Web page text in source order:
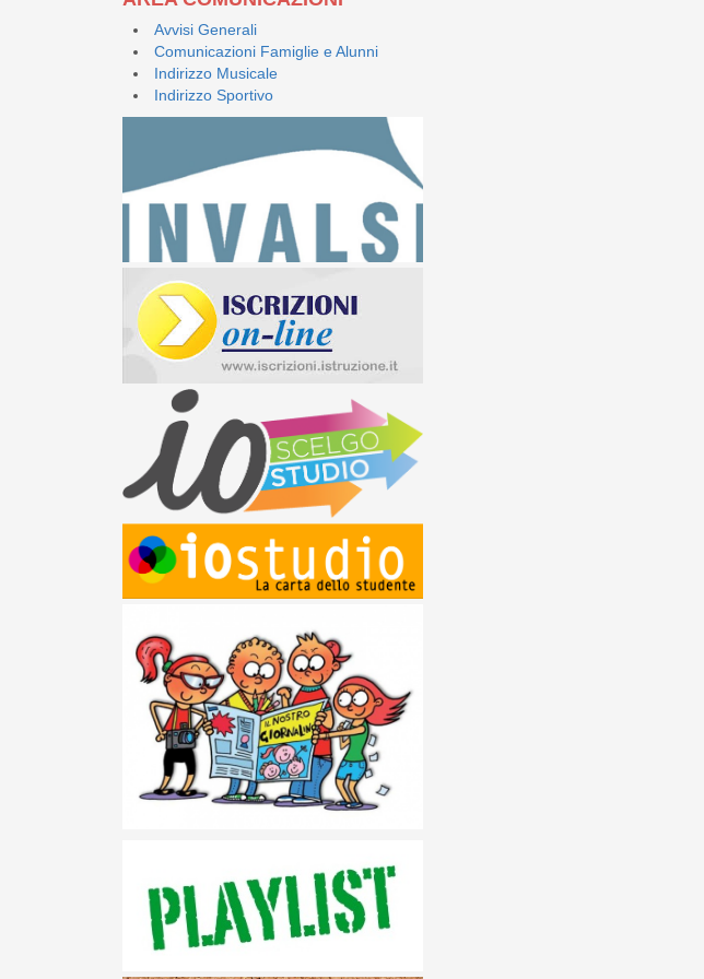
Avvisi Generali
Comunicazioni Famiglie e Alunni
Indirizzo Musicale
Indirizzo Sportivo